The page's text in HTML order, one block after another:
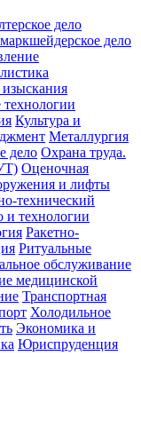
дело
дело
Культура и
Металлургия
дело Охрана труда.
Оценочная
и лифты
технический
и технологии
Ракетно-
Ритуальные
обслуживание
медицинской
Транспортная
Холодильное
Экономика и
Юриспруденция